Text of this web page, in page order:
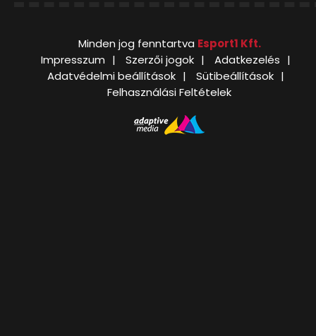
Minden jog fenntartva Esport1 Kft.
Impresszum
Szerzői jogok
Adatkezelés
Adatvédelmi beállítások
Sütibeállítások
Felhasználási Feltételek